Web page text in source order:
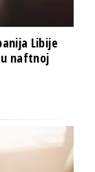
Libije
naftnoj